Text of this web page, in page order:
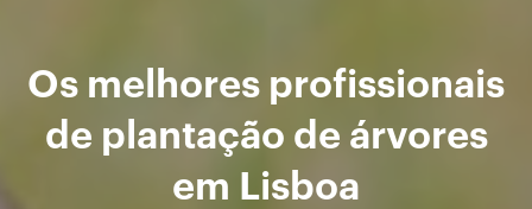
Os melhores profissionais
de plantação de árvores
em Lisboa